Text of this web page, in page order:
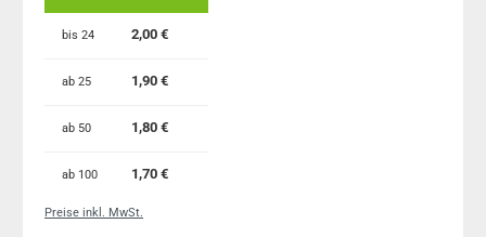
bis 24 2,00 €
ab 25 1,90 €
ab 50 1,80 €
ab 100 1,70 €
Preise inkl. MwSt.